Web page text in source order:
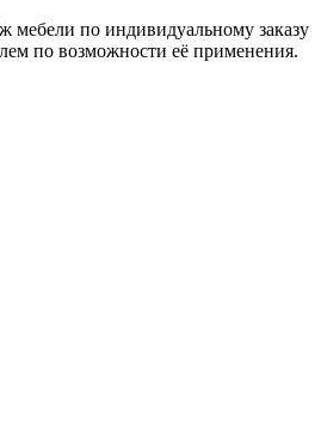
мебели по индивидуальному заказу
по возможности её применения.